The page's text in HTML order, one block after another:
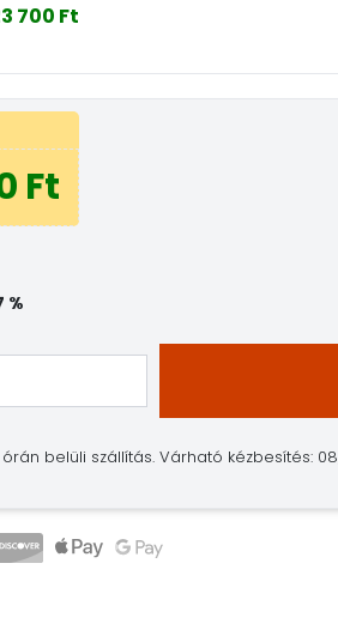
700 Ft
Ft
%
órán belüli szállítás.Várható kézbesítés: